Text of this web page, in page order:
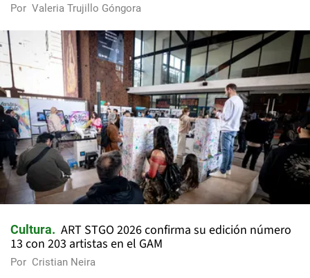
Por Valeria Trujillo Góngora
Cultura
ART STGO 2026 confirma su edición número
13 con 203 artistas en el GAM
Por Cristian Neira